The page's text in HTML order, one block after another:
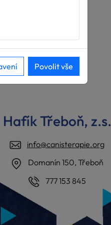
majetku.
Hafík Třeboň, z.s.
info@canisterapie.org
Domanín 150, Třeboň
777 153 845
Povolit vše